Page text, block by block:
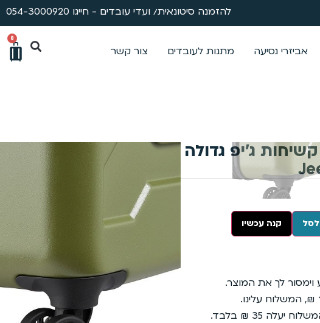
להזמנה סיטונאית/ ועדי עובדים - חייגו 054-3000920
אביזרי נסיעה מתנות לעובדים צור קשר
0
קשיחות ג’יפ גדולה במיוחד+ קטנה דגם
קנה עכשיו
וימסור לך את המוצר.
למה טיטניום?
שירות ותיקונים
ייעוץ מקצועי
משלוחי אקספרס
שירות מכל הלב
פריסת תשלומים נוחה